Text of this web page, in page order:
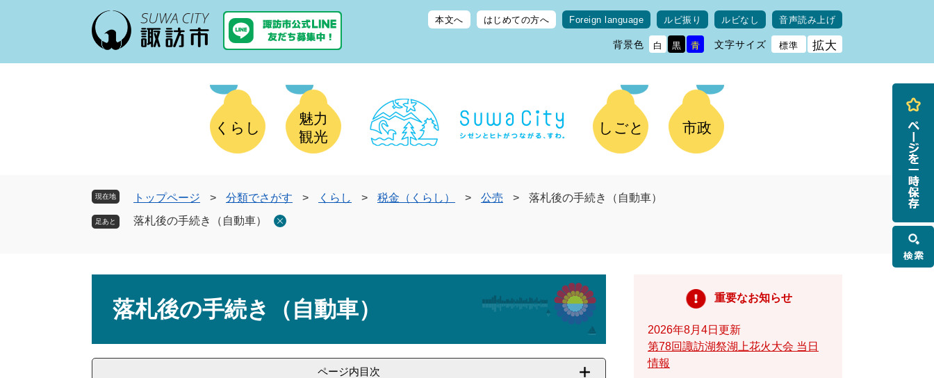
本文へ はじめての方へ Foreign language ルビ振り ルビなし 音声読み上げ
背景色 白 黒 青 文字サイズ 標準 拡大
くらし
魅力
観光
しごと 市政
現在地 トップページ > 分類でさがす > くらし > 税金（くらし） > 公売 >
落札後の手続き（自動車）
落札後の手続き（自動車）
落札後の手続き（自動車）
ページ内目次
重要なお知らせ
2026年8月4日更新
第78回諏訪湖祭湖上花火大会 当日
情報